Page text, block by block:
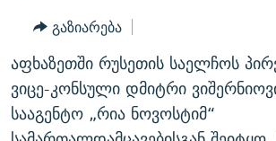
60 ᲓᲔᲪᲘᲑᲔᲚᲘ
ᲒᲐᲜᲙᲘᲗᲮᲕᲘᲡ ᲓᲦᲔ
ᲤᲔᲜᲝᲕᲐᲜᲘ - 2.10
ᲗᲥᲕᲔᲜᲘ ᲞᲣᲑᲚᲘᲙᲐᲪᲘᲔᲑᲘ
ᲞᲠᲝᲔᲥᲢᲔᲑᲘ
ᲣᲙᲠᲐᲘᲜᲐᲨᲘ ᲓᲐᲦᲣᲞᲣᲚᲘ ᲥᲐᲠᲗᲕᲔᲚᲘ
ЭХО КАВКАЗА
გაზიარება
აფხაზეთში რუსეთის საელჩოს
ვიცე-კონსული დმიტრი
სააგენტო „რია ნოვოსტიმ“